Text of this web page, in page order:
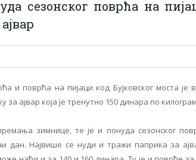
сезонског поврћа на
и поврћа на пијаци код Бујковског моста
за ајвар која је тренутно 150 динара по
зимнице, те је и понуда сезонског
дан. Највише се нуди и тражи паприка за